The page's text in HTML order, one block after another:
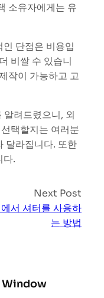
소유자에게는 유
단점은 비용입
비쌀 수 있습니
작이 가능하고 고
려드렸으니, 외
택할지는 여러분
달라집니다. 또한
다.
Next Post
서 셔터를 사용하
는 방법
Window